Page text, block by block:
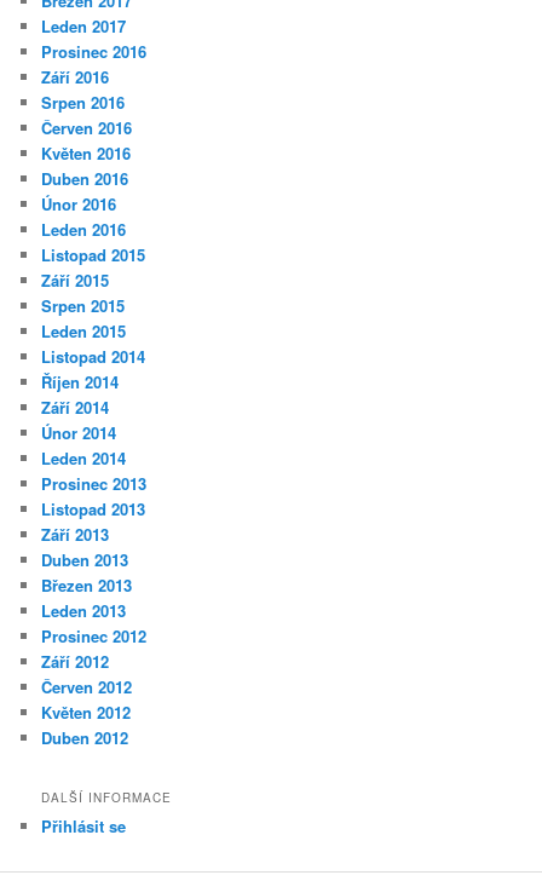
Leden 2017
Prosinec 2016
Září 2016
Srpen 2016
Červen 2016
Květen 2016
Duben 2016
Únor 2016
Leden 2016
Listopad 2015
Září 2015
Srpen 2015
Leden 2015
Listopad 2014
Říjen 2014
Září 2014
Únor 2014
Leden 2014
Prosinec 2013
Listopad 2013
Září 2013
Duben 2013
Březen 2013
Leden 2013
Prosinec 2012
Září 2012
Červen 2012
Květen 2012
Duben 2012
DALŠÍ INFORMACE
Přihlásit se